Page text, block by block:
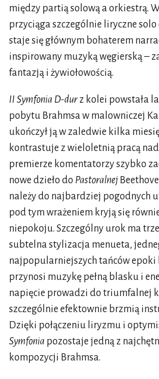
między partią solową a orkiestrą.
przyciąga szczególnie liryczne
staje się głównym bohaterem
inspirowany muzyką węgierską –
fantazją i żywiołowością.
II Symfonia D-durz kolei powstała
pobytu Brahmsa w malowniczej
ukończył ją w zaledwie kilka
kontrastuje z wieloletnią pracą nad
premierze komentatorzy szybko
nowe dzieło do Pastoralnej
należy do najbardziej pogodnych
pod tym wrażeniem kryją się
niepokoju. Szczególny urok ma
subtelna stylizacja menueta,
najpopularniejszych tańców epoki
przynosi muzykę pełną blasku i
napięcie prowadzi do triumfalnej
szczególnie efektownie brzmią
Dzięki połączeniu liryzmu i
Symfonia pozostaje jedną z
kompozycji Brahmsa.